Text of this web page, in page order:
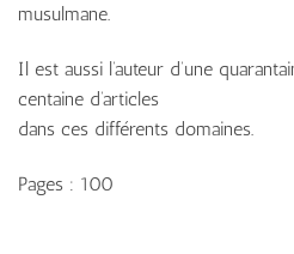
musulmane.
Il est aussi l’auteur d’une
centaine d’articles
dans ces différents domaines.
Pages : 100